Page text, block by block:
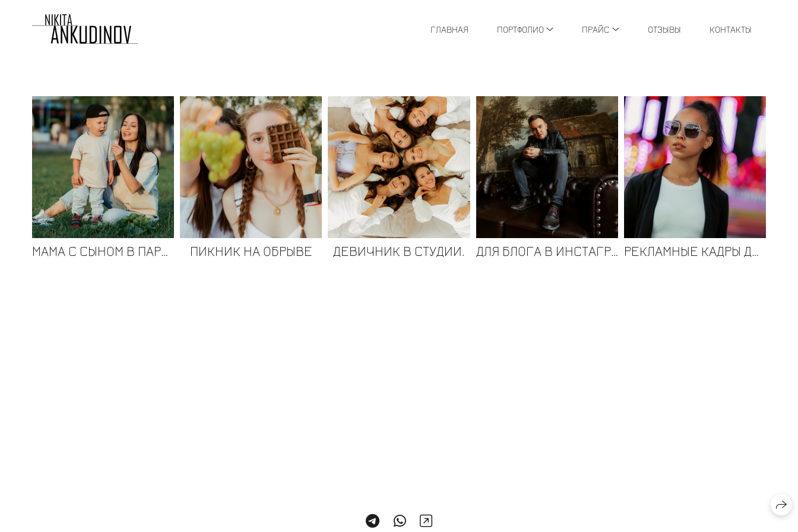
ГЛАВНАЯ ПОРТФОЛИО ПРАЙС ОТЗЫВЫ КОНТАКТЫ
МАМА С СЫНОМ В ПАРКЕ ПИКНИК НА ОБРЫВЕ ДЕВИЧНИК В СТУДИИ. ДЛЯ БЛОГА В ИНСТАГРАМ. РЕКЛАМНЫЕ КАДРЫ ДЛЯ ОПТИКИ.